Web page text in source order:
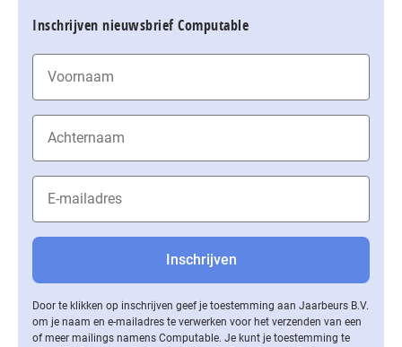
Inschrijven nieuwsbrief Computable
Door te klikken op inschrijven geef je toestemming aan Jaarbeurs B.V.
om je naam en e-mailadres te verwerken voor het verzenden van een
of meer mailings namens Computable. Je kunt je toestemming te